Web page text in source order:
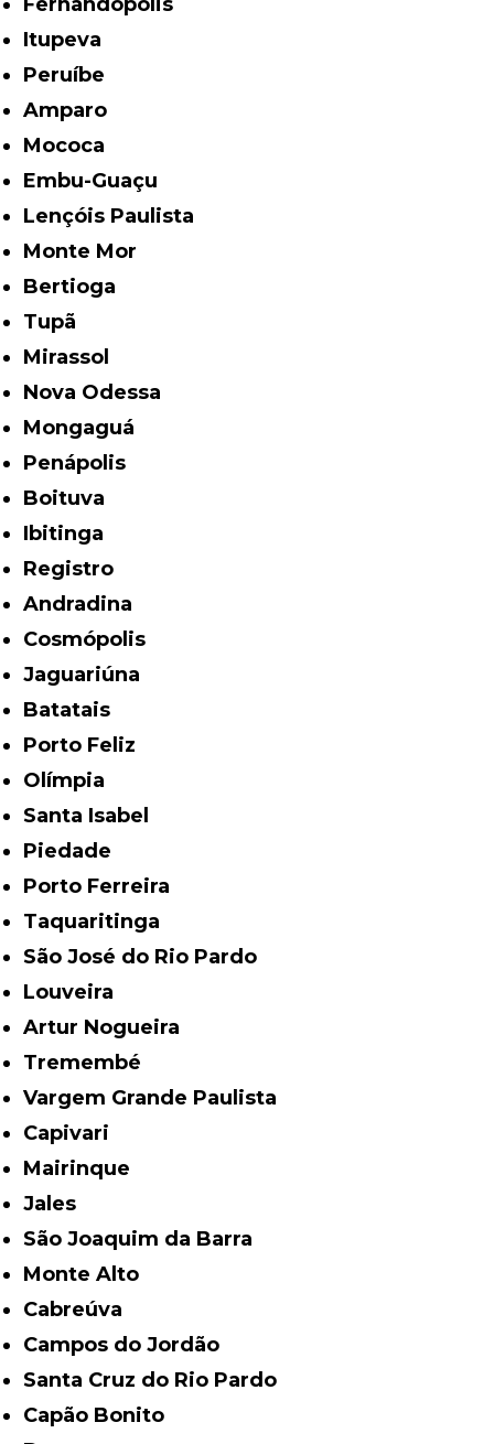
Itupeva
Peruíbe
Amparo
Mococa
Embu-Guaçu
Lençóis Paulista
Monte Mor
Bertioga
Tupã
Mirassol
Nova Odessa
Mongaguá
Penápolis
Boituva
Ibitinga
Registro
Andradina
Cosmópolis
Jaguariúna
Batatais
Porto Feliz
Olímpia
Santa Isabel
Piedade
Porto Ferreira
Taquaritinga
São José do Rio Pardo
Louveira
Artur Nogueira
Tremembé
Vargem Grande Paulista
Capivari
Mairinque
Jales
São Joaquim da Barra
Monte Alto
Cabreúva
Campos do Jordão
Santa Cruz do Rio Pardo
Capão Bonito